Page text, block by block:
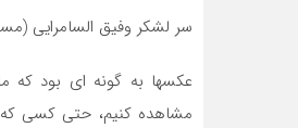
سر لشكر وفیق السامرایی
عكسها به گونه ای بود كه
مشاهده كنیم، حتی كسی